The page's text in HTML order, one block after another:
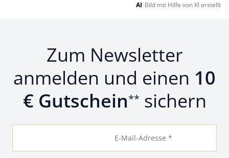
AI Bild mit Hilfe von KI erstellt
Zum Newsletter
anmelden und einen 10
€ Gutschein** sichern
E-Mail-Adresse *